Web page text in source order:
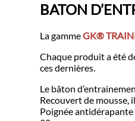
BATON
La gammeGK®
Chaque produit a été
ces dernières.
Le bâton
Recouvert de mousse,
Poignée